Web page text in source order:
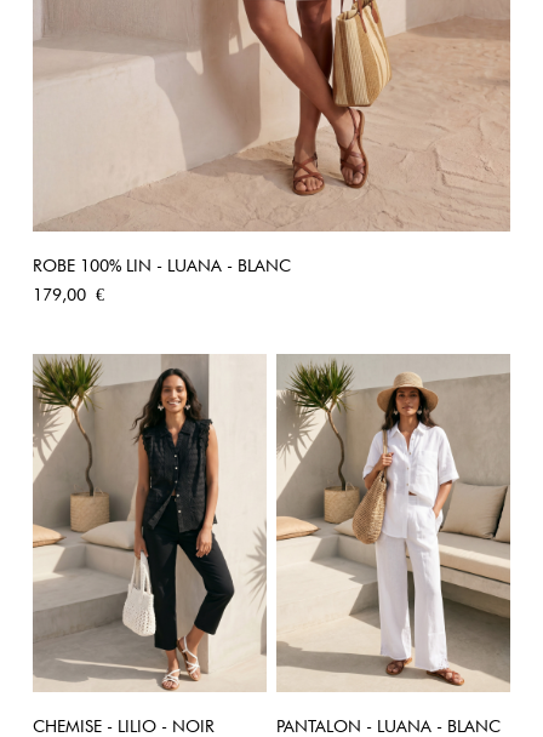
ROBE 100% LIN - LUANA - BLANC
Prix
179,00 €
CHEMISE - LILIO - NOIR
PANTALON - LUANA - BLANC